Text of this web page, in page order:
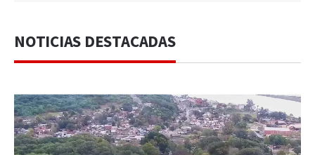
NOTICIAS DESTACADAS